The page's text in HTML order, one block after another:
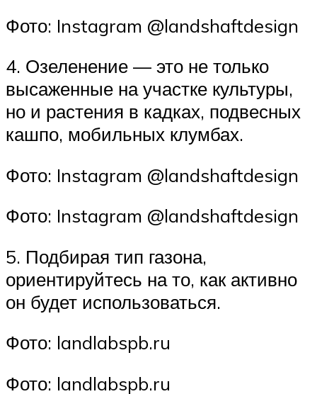
Фото: Instagram @landshaftdesign
4. Озеленение — это не только
высаженные на участке культуры,
но и растения в кадках, подвесных
кашпо, мобильных клумбах.
Фото: Instagram @landshaftdesign
Фото: Instagram @landshaftdesign
5. Подбирая тип газона,
ориентируйтесь на то, как активно
он будет использоваться.
Фото: landlabspb.ru
Фото: landlabspb.ru